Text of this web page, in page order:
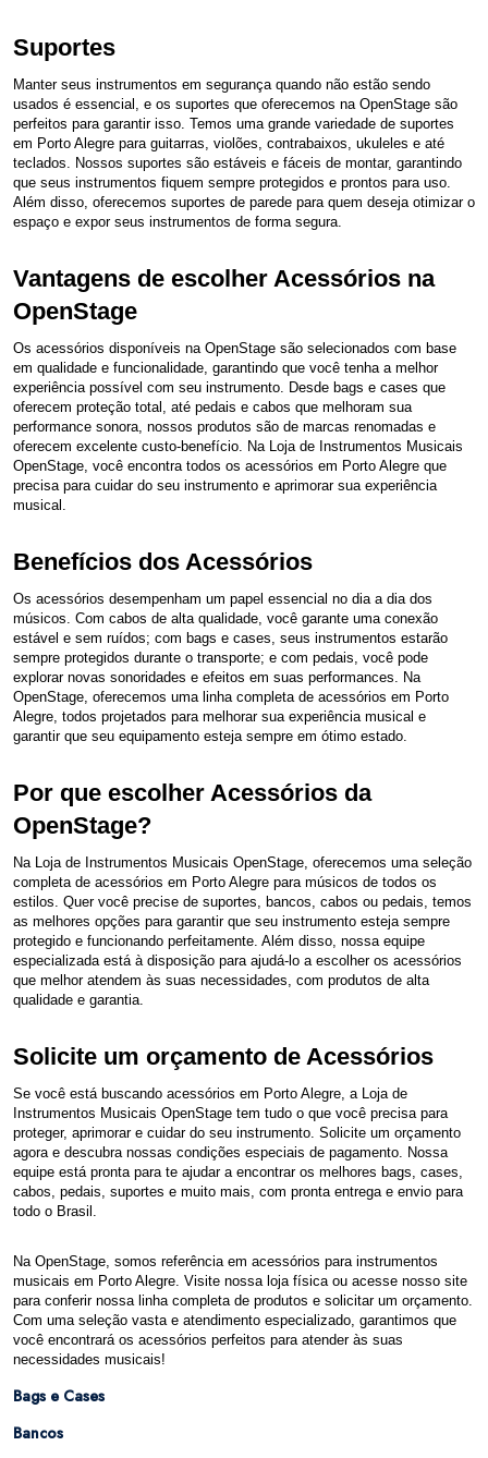
Suportes
Manter seus instrumentos em segurança quando não estão sendo
usados é essencial, e os suportes que oferecemos na OpenStage são
perfeitos para garantir isso. Temos uma grande variedade de suportes
em Porto Alegre para guitarras, violões, contrabaixos, ukuleles e até
teclados. Nossos suportes são estáveis e fáceis de montar, garantindo
que seus instrumentos fiquem sempre protegidos e prontos para uso.
Além disso, oferecemos suportes de parede para quem deseja otimizar o
espaço e expor seus instrumentos de forma segura.
Vantagens de escolher Acessórios na
OpenStage
Os acessórios disponíveis na OpenStage são selecionados com base
em qualidade e funcionalidade, garantindo que você tenha a melhor
experiência possível com seu instrumento. Desde bags e cases que
oferecem proteção total, até pedais e cabos que melhoram sua
performance sonora, nossos produtos são de marcas renomadas e
oferecem excelente custo-benefício. Na Loja de Instrumentos Musicais
OpenStage, você encontra todos os acessórios em Porto Alegre que
precisa para cuidar do seu instrumento e aprimorar sua experiência
musical.
Benefícios dos Acessórios
Os acessórios desempenham um papel essencial no dia a dia dos
músicos. Com cabos de alta qualidade, você garante uma conexão
estável e sem ruídos; com bags e cases, seus instrumentos estarão
sempre protegidos durante o transporte; e com pedais, você pode
explorar novas sonoridades e efeitos em suas performances. Na
OpenStage, oferecemos uma linha completa de acessórios em Porto
Alegre, todos projetados para melhorar sua experiência musical e
garantir que seu equipamento esteja sempre em ótimo estado.
Por que escolher Acessórios da
OpenStage?
Na Loja de Instrumentos Musicais OpenStage, oferecemos uma seleção
completa de acessórios em Porto Alegre para músicos de todos os
estilos. Quer você precise de suportes, bancos, cabos ou pedais, temos
as melhores opções para garantir que seu instrumento esteja sempre
protegido e funcionando perfeitamente. Além disso, nossa equipe
especializada está à disposição para ajudá-lo a escolher os acessórios
que melhor atendem às suas necessidades, com produtos de alta
qualidade e garantia.
Solicite um orçamento de Acessórios
Se você está buscando acessórios em Porto Alegre, a Loja de
Instrumentos Musicais OpenStage tem tudo o que você precisa para
proteger, aprimorar e cuidar do seu instrumento. Solicite um orçamento
agora e descubra nossas condições especiais de pagamento. Nossa
equipe está pronta para te ajudar a encontrar os melhores bags, cases,
cabos, pedais, suportes e muito mais, com pronta entrega e envio para
todo o Brasil.
Na OpenStage, somos referência em acessórios para instrumentos
musicais em Porto Alegre. Visite nossa loja física ou acesse nosso site
para conferir nossa linha completa de produtos e solicitar um orçamento.
Com uma seleção vasta e atendimento especializado, garantimos que
você encontrará os acessórios perfeitos para atender às suas
necessidades musicais!
Bags e Cases
Bancos